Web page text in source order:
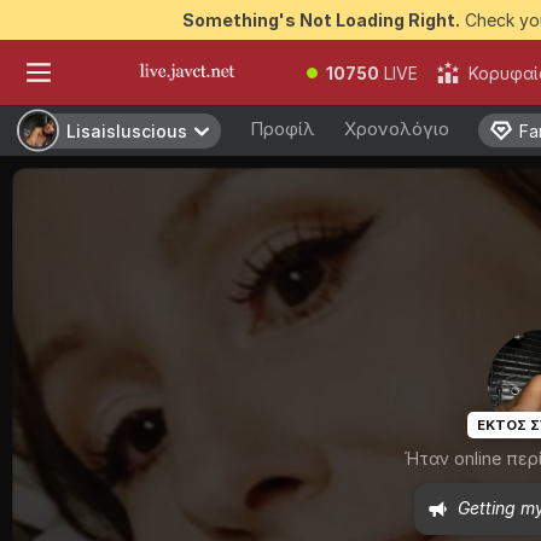
Something's Not Loading Right. Check
10750 LIVE
Lisaisluscious Προφίλ Χρονολόγιο
Lisaisluscious
ΕΚΤΟΣ
Ήταν online
Getting